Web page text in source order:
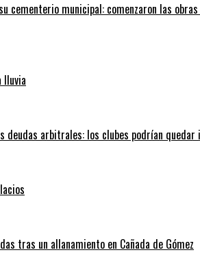
cementerio municipal: comenzaron las
lluvia
deudas arbitrales: los clubes podrían
tras un allanamiento en Cañada de Gómez